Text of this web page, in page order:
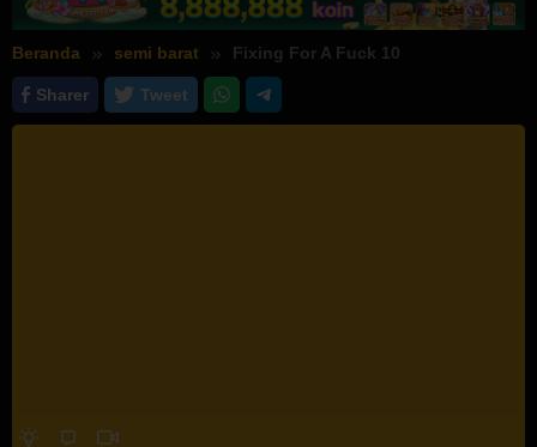
Beranda semi barat Fixing For A Fuck 10
Sharer Tweet